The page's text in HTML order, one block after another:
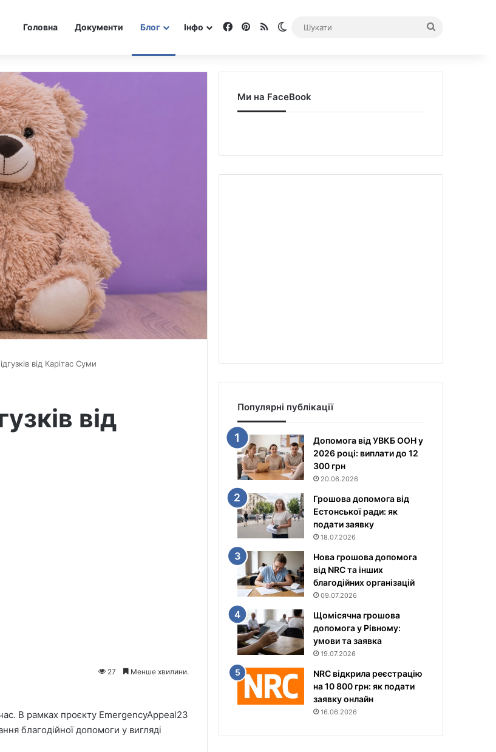
Головна Документи Блог Інфо Facebook
Pinterest
RSS Switch skin
від Карітас Суми
від
27 Менше хвилини.
В рамках проєкту EmergencyAppeal23
благодійної допомоги у вигляді
Ми на FaceBook
Популярні публікації
Допомога від УВКБ ООН у
2026 році: виплати до 12
300 грн
20.06.2026
Грошова допомога від
Естонської ради: як
подати заявку
18.07.2026
Нова грошова допомога
від NRC та інших
благодійних організацій
09.07.2026
Щомісячна грошова
допомога у Рівному:
умови та заявка
19.07.2026
NRC відкрила реєстрацію
на 10 800 грн: як подати
заявку онлайн
16.06.2026